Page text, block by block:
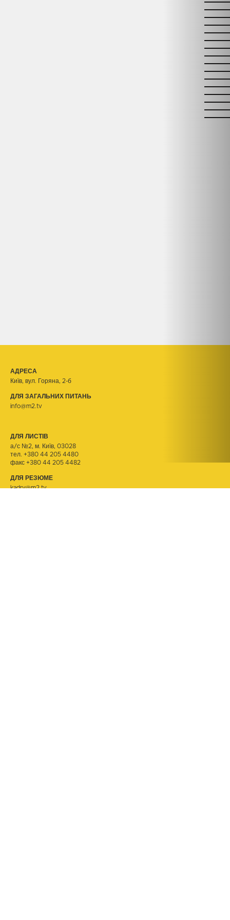
АДРЕСА
Київ, вул. Горяна, 2-б
ДЛЯ ЗАГАЛЬНИХ ПИТАНЬ
info@m2.tv
ДЛЯ ЛИСТІВ
а/с №2, м. Київ, 03028
тел. +380 44 205 4480
факс +380 44 205 4482
ДЛЯ РЕЗЮМЕ
kadry@m2.tv